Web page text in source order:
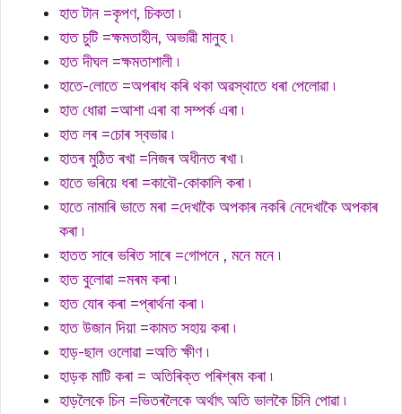
হাত টান =কৃপণ, চিকতা ৷
হাত চুটি =ক্ষমতাহীন, অভাৱী মানুহ ৷
হাত দীঘল =ক্ষমতাশালী ৷
হাতে-লোতে =অপৰাধ কৰি থকা অৱস্থাতে ধৰা পেলোৱা ৷
হাত ধোৱা =আশা এৰা বা সম্পৰ্ক এৰা ৷
হাত লৰ =চোৰ স্বভাৱ ৷
হাতৰ মুঠিত ৰখা =নিজৰ অধীনত ৰখা ৷
হাতে ভৰিয়ে ধৰা =কাবৌ-কোকালি কৰা ৷
হাতে নামাৰি ভাতে মৰা =দেখাকৈ অপকাৰ নকৰি নেদেখাকৈ অপকাৰ
কৰা ৷
হাতত সাৰে ভৰিত সাৰে =গোপনে , মনে মনে ৷
হাত বুলোৱা =মৰম কৰা ৷
হাত যোৰ কৰা =প্ৰাৰ্থনা কৰা ৷
হাত উজান দিয়া =কামত সহায় কৰা ৷
হাড়-ছাল ওলোৱা =অতি ক্ষীণ ৷
হাড়ক মাটি কৰা = অতিৰিক্ত পৰিশ্ৰম কৰা ৷
হাড়লৈকে চিন =ভিতৰলৈকে অৰ্থাৎ অতি ভালকৈ চিনি পোৱা ৷